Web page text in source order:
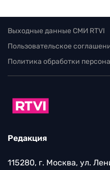
Выходные данные СМИ RTVI
Пользовательское
Политика обработки
Редакция
115280, г. Москва, ул.